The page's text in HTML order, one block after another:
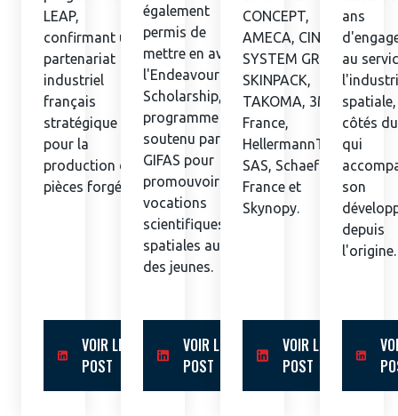
LEAP,
confirmant un
partenariat
industriel
français
stratégique
pour la
production de
pièces forgées.
VOIR LE
POST
également
permis de
mettre en avant
l'Endeavour
Scholarship, un
programme
soutenu par le
GIFAS pour
promouvoir les
vocations
scientifiques et
spatiales auprès
des jeunes.
VOIR LE
POST
CONCEPT,
AMECA, CINI, ISP
SYSTEM GROUP,
SKINPACK,
TAKOMA, 3M
France,
HellermannTyton
SAS, Schaeffler
France et
Skynopy.
VOIR LE
POST
ans
au
côtés du
qui
son
depuis
l'origine.